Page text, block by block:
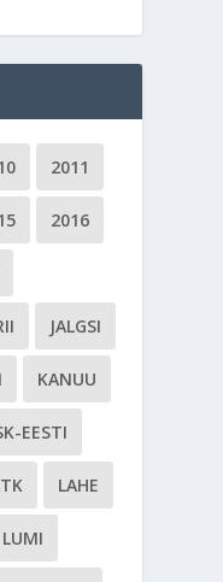
2011
2016
JALGSI
KANUU
EESTI
LAHE
LUMI